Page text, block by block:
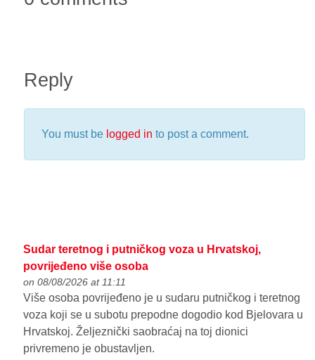
Reply
You must be logged in to post a comment.
Sudar teretnog i putničkog voza u Hrvatskoj,
povrijeđeno više osoba
on 08/08/2026 at 11:11
Više osoba povrijeđeno je u sudaru putničkog i teretnog
voza koji se u subotu prepodne dogodio kod Bjelovara u
Hrvatskoj. Željeznički saobraćaj na toj dionici
privremeno je obustavljen.